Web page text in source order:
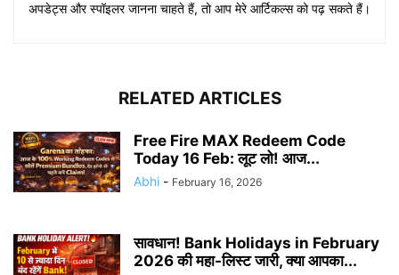
अपडेट्स और स्पॉइलर जानना चाहते हैं, तो आप मेरे आर्टिकल्स को पढ़ सकते हैं।
RELATED ARTICLES
Free Fire MAX Redeem Code
Today 16 Feb: लूट लो! आज...
Abhi - February 16, 2026
सावधान! Bank Holidays in February
2026 की महा-लिस्ट जारी, क्या आपका...